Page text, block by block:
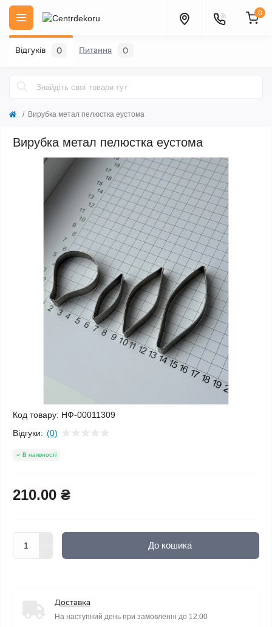
0
Вирубка метал пелюстка еустома
Вирубка метал пелюстка еустома
Код товару: НФ-00011309
Відгуки: (0)
В наявності
210.00 ₴
До кошика
Доставка
На наступний день при замовленні до 12:00
Відгуків 0 Питання 0